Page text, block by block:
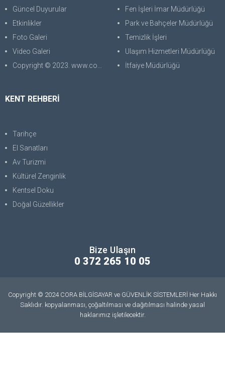
Güncel Duyurular
Etkinlikler
Foto Galeri
Video Galeri
Copyright © 2023. www.corabilgisayar.com Her Hakkı Saklıdır. kopyalanması, çoğaltılması ve dağıtılması halinde yasal haklarımız işletilecektir.
Fen İşleri İmar Müdürlüğü
Park ve Bahçeler Müdürlüğü
Temizlik İşleri
Ulaşım Hizmetleri Müdürlüğü
İtfaiye Müdürlüğü
KENT REHBERİ
Tarihçe
El Sanatları
Av Turizmi
Kültürel Zenginlik
Kentsel Doku
Doğal Güzellikler
Bize Ulaşın
0 372 265 10 05
Copyright © 2024 CORA BİLGİSAYAR ve GÜVENLİK SİSTEMLERİ Her Hakkı
Saklıdır. kopyalanması, çoğaltılması ve dağıtılması halinde yasal
haklarımız işletilecektir.